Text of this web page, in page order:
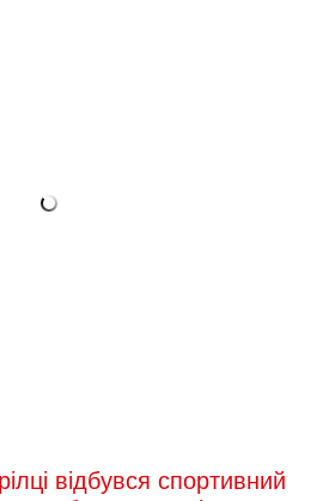
відбувся спортивний